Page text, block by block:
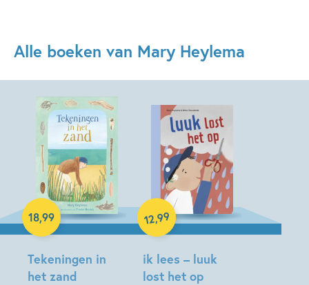
Alle boeken van Mary Heylema
Tekeningen in
het zand
18,99
Hardcover
ik lees – luuk
lost het op
12,99
Hardcover